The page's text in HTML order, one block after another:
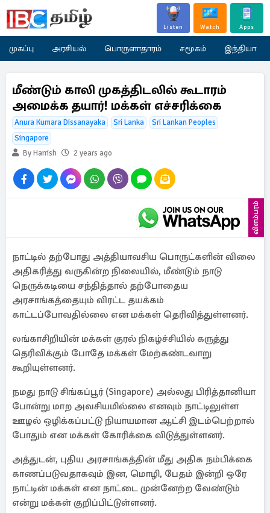
Listen Watch Apps
முகப்பு அரசியல் பொருளாதாரம் சமூகம் இந்தியா
மீண்டும் காலி முகத்திடலில் கூடாரம்
அமைக்க தயார்! மக்கள் எச்சரிக்கை
Anura Kumara Dissanayaka Sri Lanka
Sri Lankan Peoples
Singapore
By Harrish
2 years ago
விளம்பரம்
நாட்டில் தற்போது அத்தியாவசிய பொருட்களின் விலை
அதிகரித்து வருகின்ற நிலையில், மீண்டும் நாடு
நெருக்கடியை சந்தித்தால் தற்போதைய
அரசாங்கத்தையும் விரட்ட தயக்கம்
காட்டப்போவதில்லை என மக்கள் தெரிவித்துள்ளனர்.
லங்காசிறியின் மக்கள் குரல் நிகழ்ச்சியில் கருத்து
தெரிவிக்கும் போதே மக்கள் மேற்கண்டவாறு
கூறியுள்ளனர்.
நமது நாடு சிங்கப்பூர் (Singapore) அல்லது பிரித்தானியா
போன்று மாற அவசியமில்லை எனவும் நாட்டிலுள்ள
ஊழல் ஒழிக்கப்பட்டு நியாயமான ஆட்சி இடம்பெற்றால்
போதும் என மக்கள் கோரிக்கை விடுத்துள்ளனர்.
அத்துடன், புதிய அரசாங்கத்தின் மீது அதிக நம்பிக்கை
காணப்படுவதாகவும் இன, மொழி, பேதம் இன்றி ஒரே
நாட்டின் மக்கள் என நாட்டை முன்னேற்ற வேண்டும்
என்று மக்கள் குறிப்பிட்டுள்ளனர்.